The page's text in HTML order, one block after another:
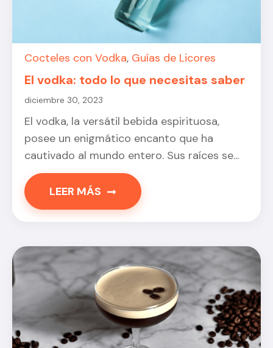
Cocteles con Vodka, Guías de Licores
El vodka: todo lo que necesitas saber
diciembre 30, 2023
El vodka, la versátil bebida espirituosa,
posee un enigmático encanto que ha
cautivado al mundo entero. Sus raíces se...
LEER MÁS